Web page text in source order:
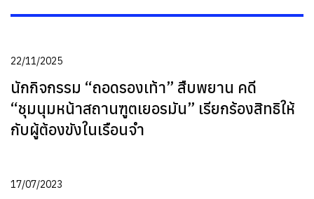
22/11/2025
นักกิจกรรม “ถอดรองเท้า” สืบพยาน คดี
“ชุมนุมหน้าสถานฑูตเยอรมัน” เรียกร้องสิทธิให้
กับผู้ต้องขังในเรือนจำ
17/07/2023